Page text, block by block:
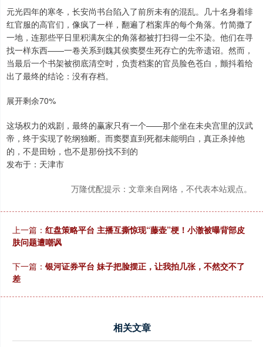
元光四年的寒冬，长安尚书台陷入了前所未有的混乱。几十名身着绯
红官服的高官们，像疯了一样，翻遍了档案库的每个角落。竹简撒了
一地，连那些平日里积满灰尘的角落都被打扫得一尘不染。他们在寻
找一样东西——一卷关系到魏其侯窦婴生死存亡的先帝遗诏。然而，
当最后一个书架被彻底清空时，负责档案的官员脸色苍白，颤抖着给
出了最终的结论：没有存档。
展开剩余70%
这场权力的戏剧，最终的赢家只有一个——那个坐在未央宫里的汉武
帝，终于实现了乾纲独断。而窦婴直到死都未能明白，真正杀掉他
的，不是田蚡，也不是那份找不到的
发布于：天津市
万隆优配提示：文章来自网络，不代表本站观点。
上一篇： 红盘策略平台 主播互撕惊现“藤壶”梗！小澈被曝背部皮
肤问题遭嘲讽
下一篇： 银河证券平台 妹子把脸摆正，让我拍几张，不然交不了
差
相关文章